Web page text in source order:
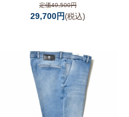
定価49,500円
29,700円(税込)